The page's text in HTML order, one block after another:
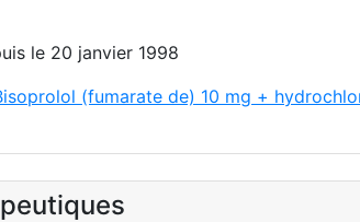
le 20 janvier 1998
(fumarate de) 10 mg +